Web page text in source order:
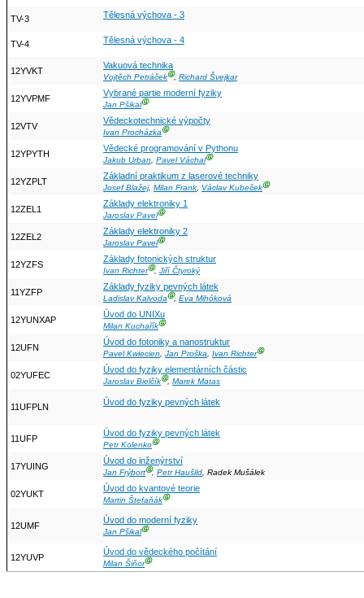
TV-3 Tělesná výchova - 3
TV-4 Tělesná výchova - 4
12YVKT
Vakuová technika
Vojtěch PetráčekⒼ, Richard Švejkar
12YVPMF
Vybrané partie moderní fyziky
Jan PšikalⒼ
12VTV
Vědeckotechnické výpočty
Ivan ProcházkaⒼ
12YPYTH
Vědecké programování v Pythonu
Jakub Urban, Pavel VáchalⒼ
12YZPLT
Základní praktikum z laserové techniky
Josef Blažej, Milan Frank, Václav KubečekⒼ
12ZEL1
Základy elektroniky 1
Jaroslav PavelⒼ
12ZEL2
Základy elektroniky 2
Jaroslav PavelⒼ
12YZFS
Základy fotonických struktur
Ivan RichterⒼ, Jiří Čtyroký
11YZFP
Základy fyziky pevných látek
Ladislav KalvodaⒼ, Eva Mihóková
12YUNXAP
Úvod do UNIXu
Milan KuchaříkⒼ
12UFN
Úvod do fotoniky a nanostruktur
Pavel Kwiecien, Jan Proška, Ivan RichterⒼ
02YUFEC
Úvod do fyziky elementárních částic
Jaroslav BielčíkⒼ, Marek Matas
11UFPLN Úvod do fyziky pevných látek
11UFP
Úvod do fyziky pevných látek
Petr KolenkoⒼ
17YUING
Úvod do inženýrství
Jan FrýbortⒼ, Petr Haušild, Radek Mušálek
02YUKT
Úvod do kvantové teorie
Martin ŠtefaňákⒼ
12UMF
Úvod do moderní fyziky
Jan PšikalⒼ
12YUVP
Úvod do vědeckého počítání
Milan ŠiňorⒼ